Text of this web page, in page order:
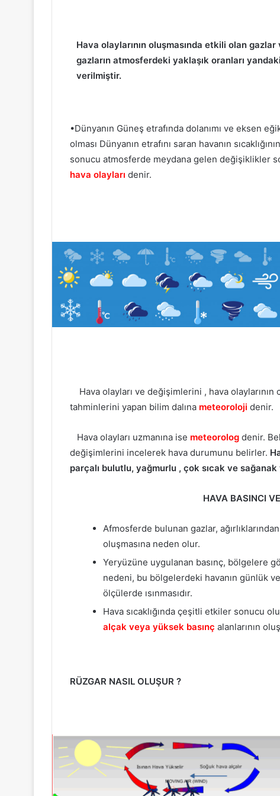
Hava olaylarının oluşmasında etkili olan gazlar
gazların atmosferdeki yaklaşık oranları
verilmiştir.
•Dünyanın Güneş etrafında dolanımı ve eksen
olması Dünyanın etrafını saran havanın
sonucu atmosferde meydana gelen değişiklikler
hava olayları denir.
Hava olayları ve değişimlerini , hava
tahminlerini yapan bilim dalına meteoroloji denir.
Hava olayları uzmanına ise meteorolog denir.
değişimlerini incelerek hava durumunu belirler.
parçalı bulutlu, yağmurlu , çok sıcak ve sağanak
HAVA BASINCI
Afmosferde bulunan gazlar,
oluşmasına neden olur.
Yeryüzüne uygulanan basınç, bölgelere
nedeni, bu bölgelerdeki havanın günlük
ölçülerde ısınmasıdır.
Hava sıcaklığında çeşitli etkiler sonucu
alçak veya yüksek basınçalanlarının
RÜZGAR NASIL OLUŞUR ?